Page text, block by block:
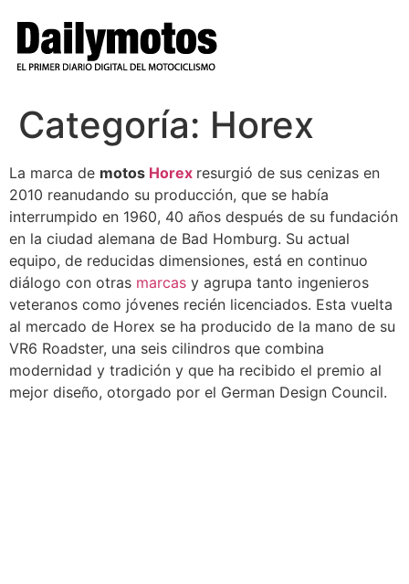
contenido
Categoría: Horex
La marca de motos Horex resurgió de sus cenizas en
2010 reanudando su producción, que se había
interrumpido en 1960, 40 años después de su fundación
en la ciudad alemana de Bad Homburg. Su actual
equipo, de reducidas dimensiones, está en continuo
diálogo con otras marcas y agrupa tanto ingenieros
veteranos como jóvenes recién licenciados. Esta vuelta
al mercado de Horex se ha producido de la mano de su
VR6 Roadster, una seis cilindros que combina
modernidad y tradición y que ha recibido el premio al
mejor diseño, otorgado por el German Design Council.